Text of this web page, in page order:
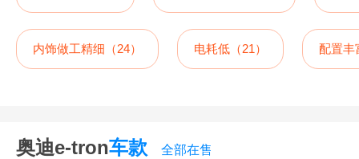
内饰做工精细（24） 电耗低（21） 配置丰
奥迪e-tron车款 全部在售